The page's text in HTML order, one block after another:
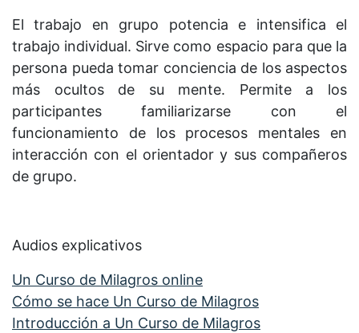
El trabajo en grupo potencia e intensifica el
trabajo individual. Sirve como espacio para que la
persona pueda tomar conciencia de los aspectos
más ocultos de su mente. Permite a los
participantes familiarizarse con el
funcionamiento de los procesos mentales en
interacción con el orientador y sus compañeros
de grupo.
Audios explicativos
Un Curso de Milagros online
Cómo se hace Un Curso de Milagros
Introducción a Un Curso de Milagros